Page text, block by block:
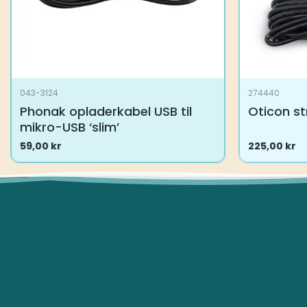
043-3124
Phonak opladerkabel USB til
mikro-USB ‘slim’
59,00 kr
274440
Oticon
225,00 kr